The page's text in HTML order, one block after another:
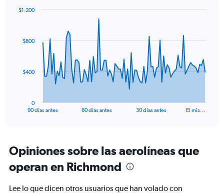
values.
600.
data
The
Range:
91
categories.
The
chart
90 días antes 60 días antes 30 días antes El mis…
0
$400
$800
$1.200
Opiniones sobre las aerolíneas que
operan en Richmond
Lee lo que dicen otros usuarios que han volado con